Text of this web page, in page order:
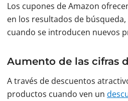
Los cupones de Amazon
en los resultados de
cuando se introducen nuevos
Aumento de las cifras
A través de descuentos
productos cuando ven un